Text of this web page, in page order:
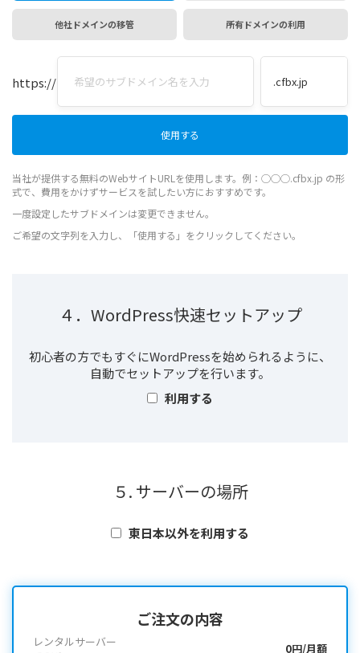
他社ドメインの移管 所有ドメインの利用
https://
当社が提供する無料のWebサイトURLを使用します。例：◯◯◯.cfbx.jp の形
式で、費用をかけずサービスを試したい方におすすめです。
一度設定したサブドメインは変更できません。
ご希望の文字列を入力し、「使用する」をクリックしてください。
４．WordPress快速セットアップ
初心者の方でもすぐにWordPressを始められるように、
自動でセットアップを行います。
利用する
５. サーバーの場所
東日本以外を利用する
ご注文の内容
レンタルサーバー
0円/月額